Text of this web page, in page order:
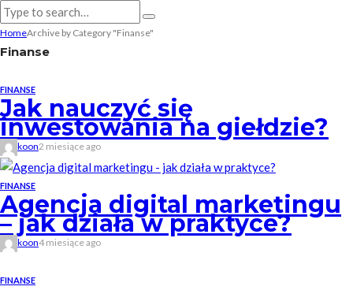
HomeArchive by Category "Finanse"
Finanse
FINANSE
Jak nauczyć się
inwestowania na giełdzie?
koon2 miesiące ago
FINANSE
Agencja digital marketingu
– jak działa w praktyce?
koon4 miesiące ago
FINANSE